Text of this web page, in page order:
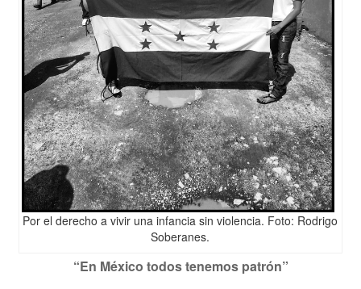
Por el derecho a vivir una infancia sin violencia. Foto: Rodrigo
Soberanes.
“En México todos tenemos patrón”